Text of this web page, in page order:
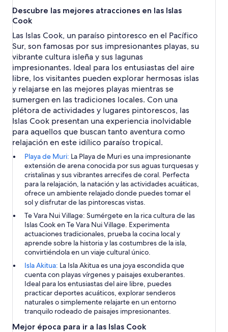
Descubre las mejores atracciones en las Islas
Cook
Las Islas Cook, un paraíso pintoresco en el Pacífico
Sur, son famosas por sus impresionantes playas, su
vibrante cultura isleña y sus lagunas
impresionantes. Ideal para los entusiastas del aire
libre, los visitantes pueden explorar hermosas islas
y relajarse en las mejores playas mientras se
sumergen en las tradiciones locales. Con una
plétora de actividades y lugares pintorescos, las
Islas Cook presentan una experiencia inolvidable
para aquellos que buscan tanto aventura como
relajación en este idílico paraíso tropical.
Playa de Muri: La Playa de Muri es una impresionante
extensión de arena conocida por sus aguas turquesas y
cristalinas y sus vibrantes arrecifes de coral. Perfecta
para la relajación, la natación y las actividades acuáticas,
ofrece un ambiente relajado donde puedes tomar el
sol y disfrutar de las pintorescas vistas.
Te Vara Nui Village: Sumérgete en la rica cultura de las
Islas Cook en Te Vara Nui Village. Experimenta
actuaciones tradicionales, prueba la cocina local y
aprende sobre la historia y las costumbres de la isla,
convirtiéndola en un viaje cultural único.
Isla Akitua: La Isla Akitua es una joya escondida que
cuenta con playas vírgenes y paisajes exuberantes.
Ideal para los entusiastas del aire libre, puedes
practicar deportes acuáticos, explorar senderos
naturales o simplemente relajarte en un entorno
tranquilo rodeado de paisajes impresionantes.
Mejor época para ir a las Islas Cook